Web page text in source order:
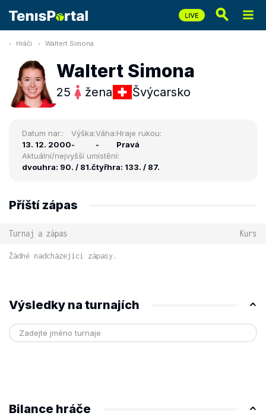
Hráči Waltert Simona
Waltert Simona
25 žena Švýcarsko
Datum nar.:
13. 12. 2000
Výška:
-
Váha:
-
Hraje rukou:
Pravá
Aktuální/nejvyšší umístění:
dvouhra: 90. / 81.čtyřhra: 133. / 87.
Příští zápas
Turnaj a zápas Kurs
Žádné nadcházející zápasy.
Výsledky na turnajích
Bilance hráče